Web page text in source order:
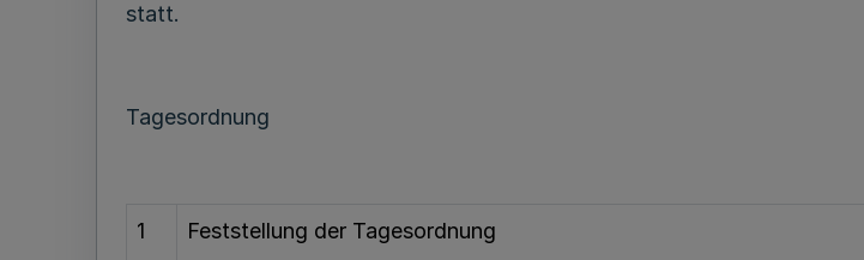
statt.
Tagesordnung
1 Feststellung der Tagesordnung